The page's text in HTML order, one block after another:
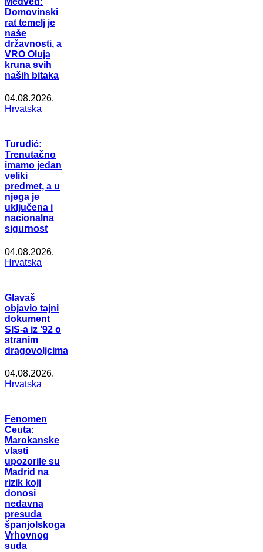
Domovinski
rat temelj je
naše
državnosti, a
VRO Oluja
kruna svih
naših bitaka
04.08.2026.
Hrvatska
Turudić:
Trenutačno
imamo jedan
veliki
predmet, a u
njega je
uključena i
nacionalna
sigurnost
04.08.2026.
Hrvatska
Glavaš
objavio tajni
dokument
SIS-a iz ’92 o
stranim
dragovoljcima
04.08.2026.
Hrvatska
Fenomen
Ceuta:
Marokanske
vlasti
upozorile su
Madrid na
rizik koji
donosi
nedavna
presuda
španjolskoga
Vrhovnog
suda